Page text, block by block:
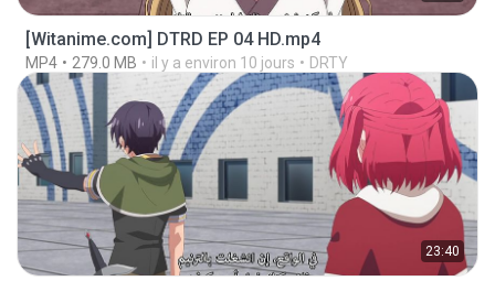
[Witanime.com] DTRD EP 04 HD.mp4
MP4 279.0 MB il y a environ 10 jours DRTY
23:40